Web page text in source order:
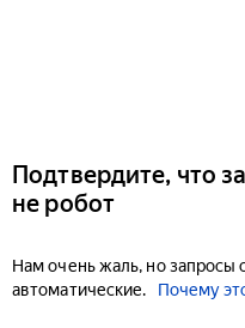
Подтвердите, что
не робот
Нам очень жаль, но запросы
автоматические.
Почему